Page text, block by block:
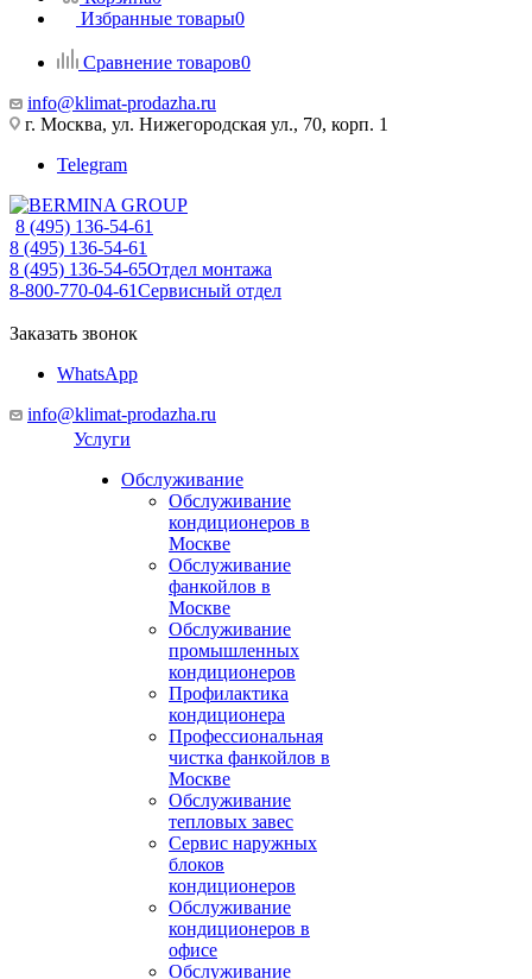
Избранные товары0
Сравнение товаров0
info@klimat-prodazha.ru
г. Москва, ул. Нижегородская ул., 70, корп. 1
Telegram
8 (495) 136-54-61
8 (495) 136-54-61
8 (495) 136-54-65Отдел монтажа
8-800-770-04-61Сервисный отдел
Заказать звонок
WhatsApp
info@klimat-prodazha.ru
Услуги
Обслуживание
Обслуживание
кондиционеров в
Москве
Обслуживание
фанкойлов в
Москве
Обслуживание
промышленных
кондиционеров
Профилактика
кондиционера
Профессиональная
чистка фанкойлов в
Москве
Обслуживание
тепловых завес
Сервис наружных
блоков
кондиционеров
Обслуживание
кондиционеров в
офисе
Обслуживание